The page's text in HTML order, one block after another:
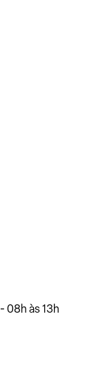
08h às 13h